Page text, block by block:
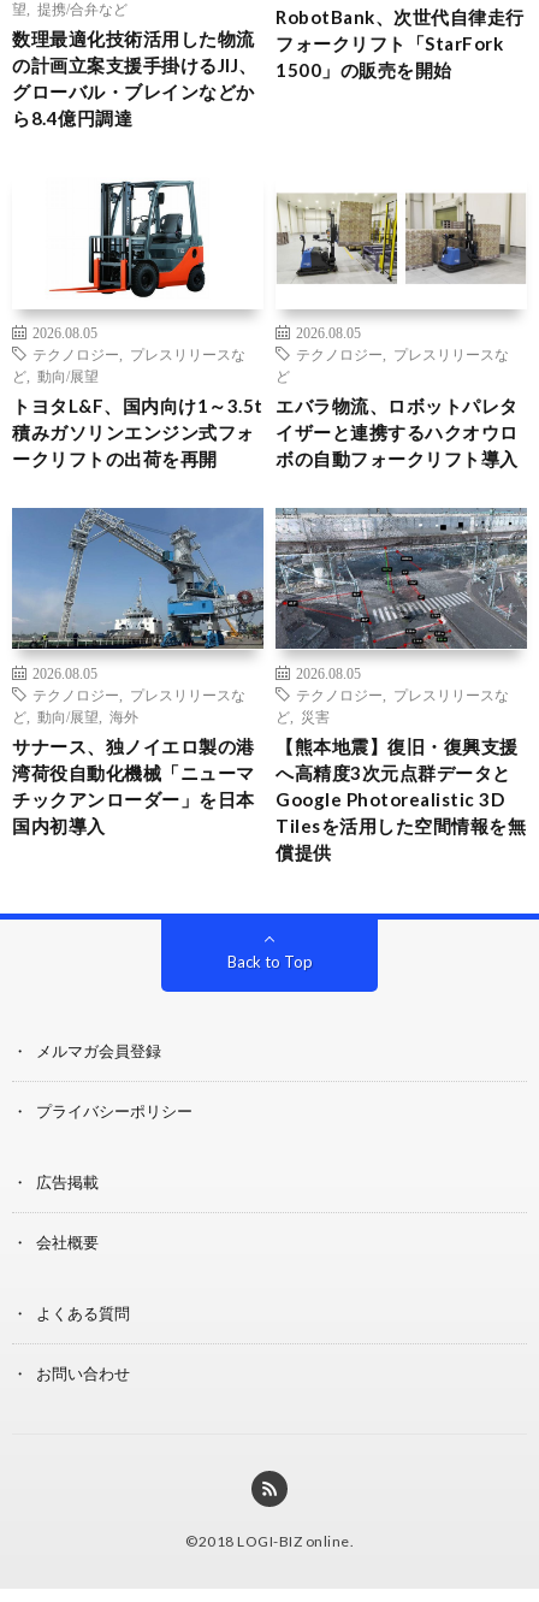
望
提携/合弁など
数理最適化技術活用した物流
の計画立案支援手掛けるJIJ、
グローバル・ブレインなどか
ら8.4億円調達
RobotBank、次世代自律走行
フォークリフト「StarFork
1500」の販売を開始
2026.08.05
テクノロジー
プレスリリースな
ど
動向/展望
トヨタL&F、国内向け1～3.5t
積みガソリンエンジン式フォ
ークリフトの出荷を再開
2026.08.05
テクノロジー
プレスリリースな
ど
エバラ物流、ロボットパレタ
イザーと連携するハクオウロ
ボの自動フォークリフト導入
2026.08.05
テクノロジー
プレスリリースな
ど
動向/展望 海外
サナース、独ノイエロ製の港
湾荷役自動化機械「ニューマ
チックアンローダー」を日本
国内初導入
2026.08.05
テクノロジー
プレスリリースな
ど
災害
【熊本地震】復旧・復興支援
へ高精度3次元点群データと
Google Photorealistic 3D
Tilesを活用した空間情報を無
償提供
Back to Top
メルマガ会員登録
プライバシーポリシー
広告掲載
会社概要
よくある質問
お問い合わせ
©2018 LOGI-BIZ online